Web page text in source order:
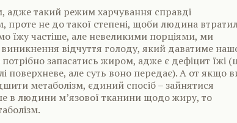
адже такий режим харчування справді
проте не до такої степені, щоби людина
їжу частіше, але невеликими порціями, ми
відчуття голоду, який даватиме
запасатись жиром, адже є дефіцит їжі
поверхневе, але суть воно передає). А от якщо
метаболізм, єдиний спосіб – зайнятися
в людини м’язової тканини щодо жиру, то